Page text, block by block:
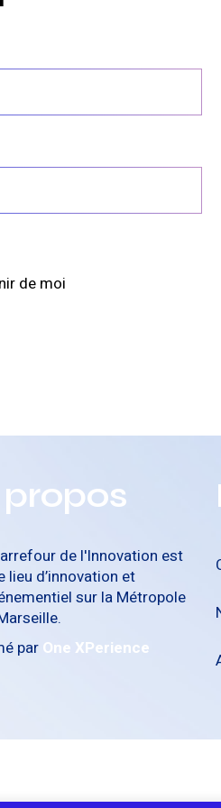
de moi
de l'Innovation est
lieu d’innovation et
sur la Métropole
parOne XPerience